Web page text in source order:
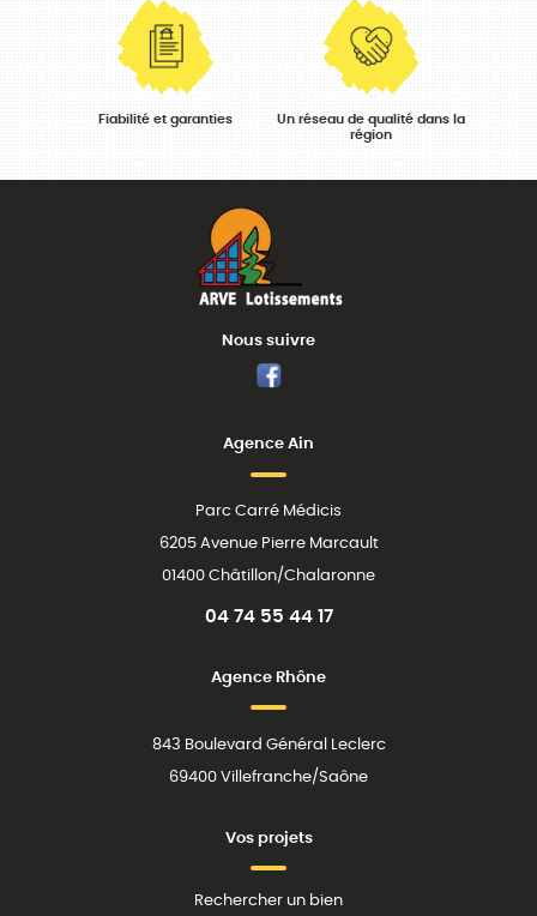
Fiabilité et garanties
Un réseau de qualité dans la
région
Nous suivre
Facebook
Agence Ain
Parc Carré Médicis
6205 Avenue Pierre Marcault
01400 Châtillon/Chalaronne
04 74 55 44 17
Agence Rhône
843 Boulevard Général Leclerc
69400 Villefranche/Saône
Vos projets
Rechercher un bien